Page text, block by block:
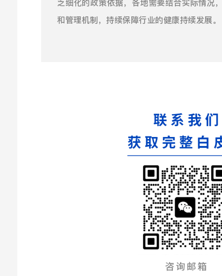
乏细化的政策依据，各地需要结合实际情况
和管理机制，持续保障行业的健康持续发展。